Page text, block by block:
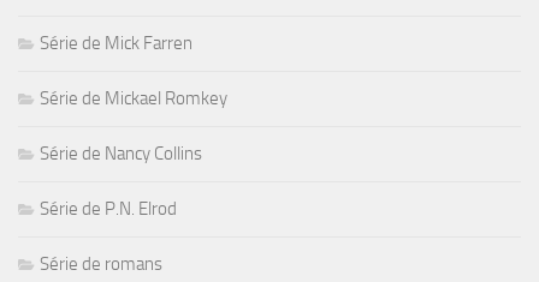
Série de Mick Farren
Série de Mickael Romkey
Série de Nancy Collins
Série de P.N. Elrod
Série de romans